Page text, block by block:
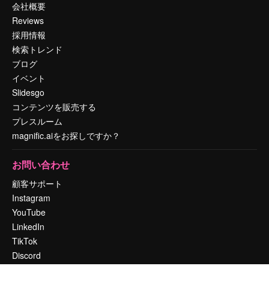
会社概要
Reviews
採用情報
検索トレンド
ブログ
イベント
Slidesgo
コンテンツを販売する
プレスルーム
magnific.aiをお探しですか？
お問い合わせ
顧客サポート
Instagram
YouTube
LinkedIn
TikTok
Discord